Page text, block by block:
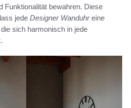
Funktionalität bewahren. Diese
jede Designer Wanduhreine
sich harmonisch in jede